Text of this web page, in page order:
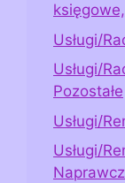
Usługi/
Usługi/
Pozostałe
Usługi/
Usługi/